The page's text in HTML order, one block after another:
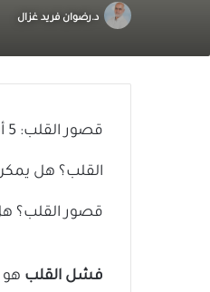
د.رضوان فريد غزال
القلب؟ هل
قصور القلب؟
فشل القلب هو